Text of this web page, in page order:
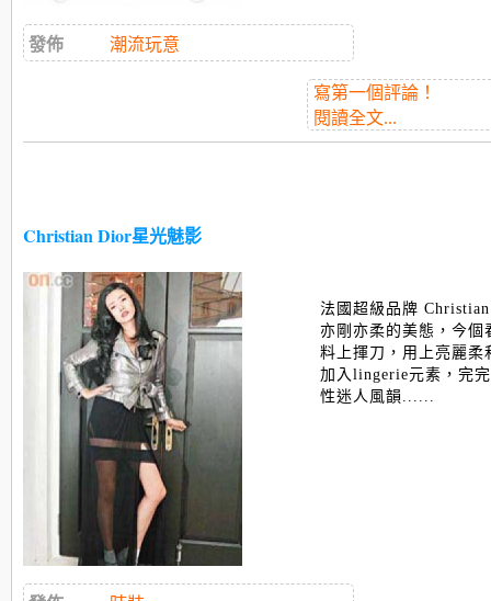
發佈 潮流玩意
寫第一個評論！
閱讀全文...
Christian Dior星光魅影
法國超級品牌
亦剛亦柔的美態，今
料上揮刀，用上亮麗柔
加入lingerie元素，完
性迷人風韻......